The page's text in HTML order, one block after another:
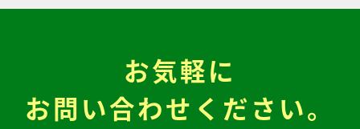
お気軽に
お問い合わせください。